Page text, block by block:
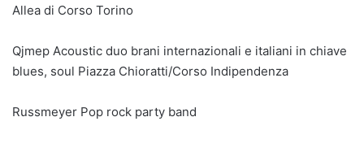
Allea di Corso Torino
Qjmep Acoustic duo brani internazionali e italiani in chiave
blues, soul Piazza Chioratti/Corso Indipendenza
Russmeyer Pop rock party band